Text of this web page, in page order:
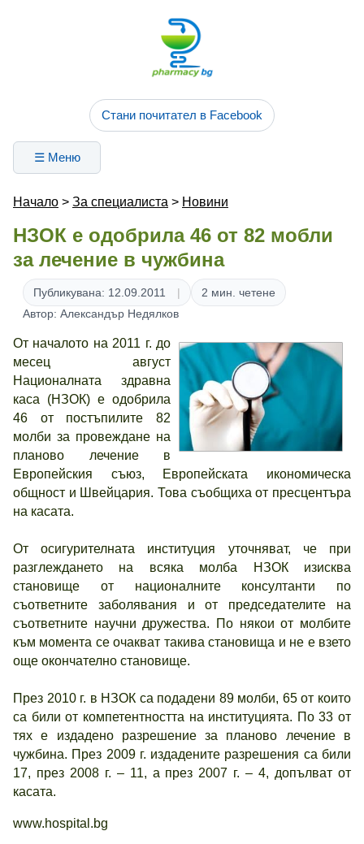
Стани почитател в Facebook
☰ Меню
Начало > За специалиста > Новини
НЗОК е одобрила 46 от 82 мобли
за лечение в чужбина
Публикувана: 12.09.2011
2 мин. четене
Автор: Александър Недялков
От началото на 2011 г. до
месец август
Националната здравна
каса (НЗОК) е одобрила
46 от постъпилите 82
молби за провеждане на
планово лечение в
Европейския съюз, Европейската икономическа
общност и Швейцария. Това съобщиха от пресцентъра
на касата.
От осигурителната институция уточняват, че при
разглеждането на всяка молба НЗОК изисква
становище от националните консултанти по
съответните заболявания и от председателите на
съответните научни дружества. По някои от молбите
към момента се очакват такива становища и не е взето
още окончателно становище.
През 2010 г. в НЗОК са подадени 89 молби, 65 от които
са били от компетентността на институцията. По 33 от
тях е издадено разрешение за планово лечение в
чужбина. През 2009 г. издадените разрешения са били
17, през 2008 г. – 11, а през 2007 г. – 4, допълват от
касата.
www.hospital.bg